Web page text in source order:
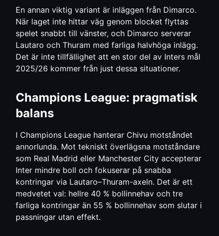
En annan viktig variant är inläggen från Dimarco.
När laget inte hittar väg genom blocket flyttas
spelet snabbt till vänster, och Dimarco serverar
Lautaro och Thuram med farliga halvhöga inlägg.
Det är inte tillfällighet att en stor del av Inters mål
2025/26 kommer från just dessa situationer.
Champions League: pragmatisk
balans
I Champions League hanterar Chivu motståndet
annorlunda. Mot tekniskt överlägsna motståndare
som Real Madrid eller Manchester City accepterar
Inter mindre boll och fokuserar på snabba
kontringar via Lautaro–Thuram-axeln. Det är ett
medvetet val: hellre 40 % bollinnehav och tre
farliga kontringar än 55 % bollinnehav som slutar i
passningar utan effekt.